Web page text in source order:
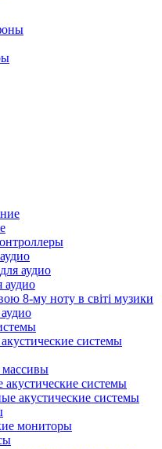
аудио
аудио
8-му ноту в світі музики
системы
системы
акустические системы
мониторы